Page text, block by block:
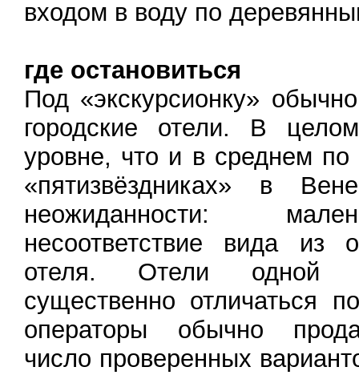
входом в воду по
где остановиться
Под «экскурсионку»
городские отели. В
уровне, что и в среднем
«пятизвёздниках» в
неожиданности:
несоответствие вида из
отеля. Отели одной
существенно отличаться
операторы обычно
число проверенных